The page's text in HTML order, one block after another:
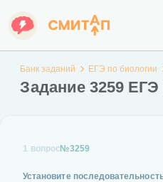
Банк заданий ЕГЭ по биологии
Задание 3259
1 вопрос№3259
Установите